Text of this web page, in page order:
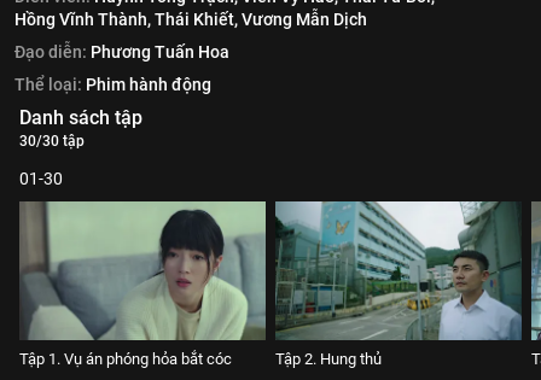
Hồng Vĩnh Thành,Thái Khiết,Vương Mẫn Dịch
Đạo diễn: Phương Tuấn Hoa
Thể loại: Phim hành động
Danh sách tập
30/30 tập
01-30
Tập 1. Vụ án phóng hỏa bắt cóc Tập 2. Hung thủ